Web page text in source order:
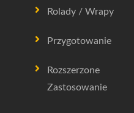
Rolady / Wrapy
Przygotowanie
Rozszerzone
Zastosowanie